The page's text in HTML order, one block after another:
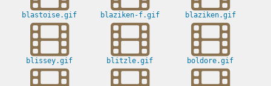
blastoise.gif blaziken-f.gif blaziken.gif
blissey.gif blitzle.gif boldore.gif